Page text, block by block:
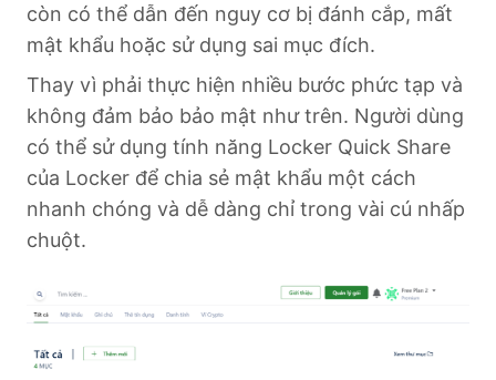
còn có thể dẫn đến nguy cơ bị đánh cắp, mất
mật khẩu hoặc sử dụng sai mục đích.
Thay vì phải thực hiện nhiều bước phức tạp và
không đảm bảo bảo mật như trên. Người dùng
có thể sử dụng tính năng Locker Quick Share
của Locker để chia sẻ mật khẩu một cách
nhanh chóng và dễ dàng chỉ trong vài cú nhấp
chuột.